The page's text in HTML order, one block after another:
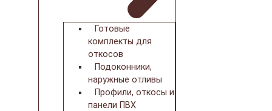
Готовые
комплекты для
откосов
Подоконники,
наружные отливы
Профили, откосы и
панели ПВХ